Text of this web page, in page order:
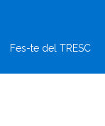
Fes-te del TRESC